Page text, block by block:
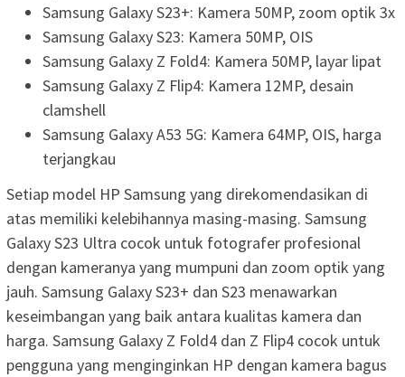
Samsung Galaxy S23+: Kamera 50MP, zoom optik 3x
Samsung Galaxy S23: Kamera 50MP, OIS
Samsung Galaxy Z Fold4: Kamera 50MP, layar lipat
Samsung Galaxy Z Flip4: Kamera 12MP, desain
clamshell
Samsung Galaxy A53 5G: Kamera 64MP, OIS, harga
terjangkau
Setiap model HP Samsung yang direkomendasikan di
atas memiliki kelebihannya masing-masing. Samsung
Galaxy S23 Ultra cocok untuk fotografer profesional
dengan kameranya yang mumpuni dan zoom optik yang
jauh. Samsung Galaxy S23+ dan S23 menawarkan
keseimbangan yang baik antara kualitas kamera dan
harga. Samsung Galaxy Z Fold4 dan Z Flip4 cocok untuk
pengguna yang menginginkan HP dengan kamera bagus